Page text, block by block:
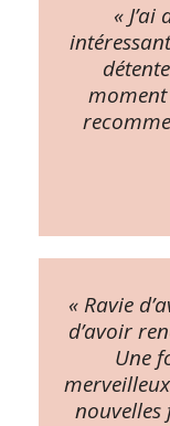
«
moment
« Ravie
d’avoir
Une
nouvelles